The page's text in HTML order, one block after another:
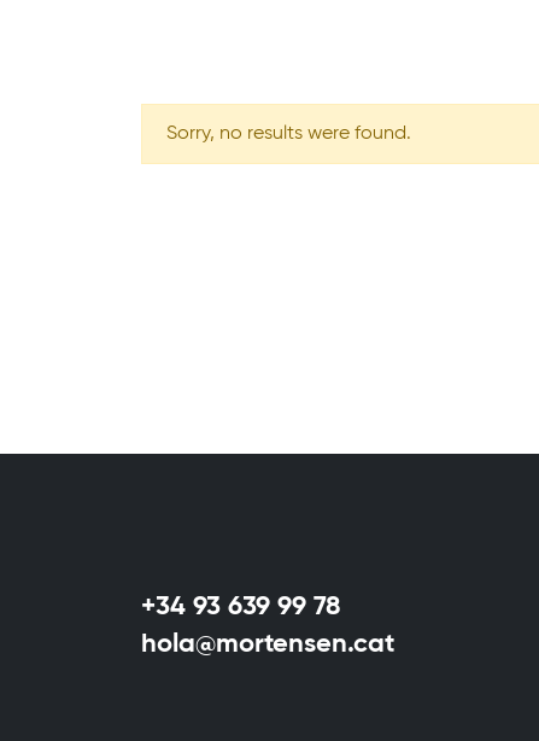
Sorry, no results were found.
+34 93 639 99 78
hola@mortensen.cat